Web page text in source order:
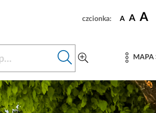
czcionka: A A A
MAPA